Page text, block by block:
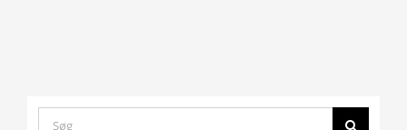
Search